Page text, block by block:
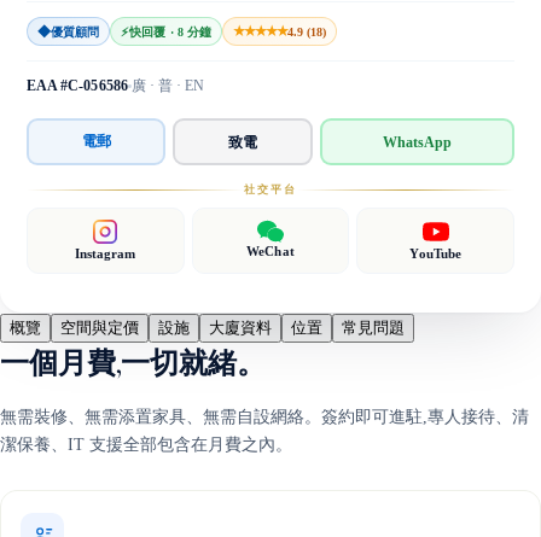
◆優質顧問 ⚡快回覆 · 8 分鐘 ★★★★★4.9 (18)
EAA #C-056586 廣 · 普 · EN
電郵 致電 WhatsApp
社交平台
Instagram WeChat YouTube
概覽 空間與定價 設施 大廈資料 位置 常見問題
一個月費,一切就緒。
無需裝修、無需添置家具、無需自設網絡。簽約即可進駐,專人接待、清
潔保養、IT 支援全部包含在月費之內。